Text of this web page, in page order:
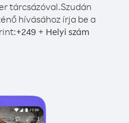
tárcsázóval.Szudán
hívásához írja be a
+249 + Helyi szám